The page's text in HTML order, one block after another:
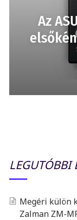
Az
LEGUTÓBBI
Megéri külön
Zalman ZM-